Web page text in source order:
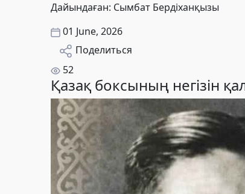
Дайындаған: Сымбат Бердіханқызы
01 June, 2026
Поделиться
52
Қазақ боксының негізін